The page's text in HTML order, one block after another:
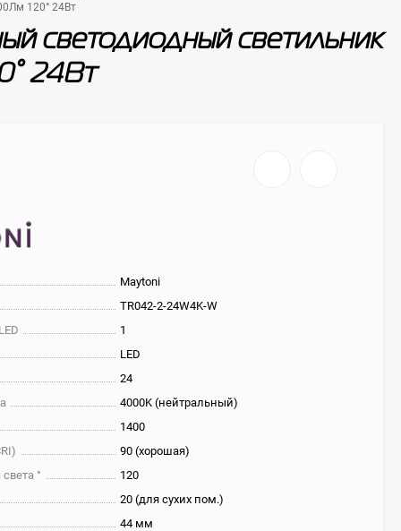
120° 24Вт
светодиодный светильник
24Вт
Maytoni
TR042-2-24W4K-W
1
LED
24
4000K (нейтральный)
1400
90 (хорошая)
°
120
20 (для сухих пом.)
44 мм